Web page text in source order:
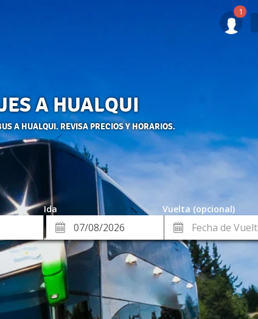
A HUALQUI
A HUALQUI. REVISA PRECIOS Y HORARIOS.
Ida
Vuelta (opcional)
Fecha
Ida
Fecha
de
Vuelta